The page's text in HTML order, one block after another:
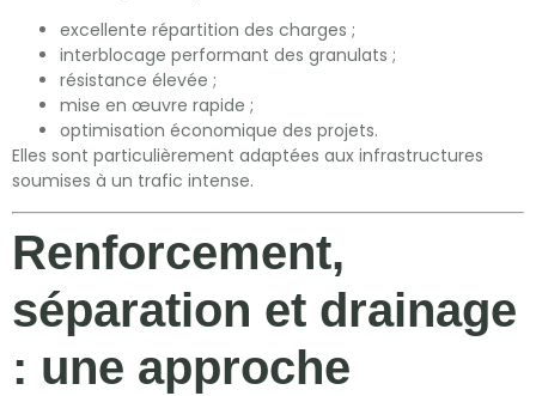
excellente répartition des charges ;
interblocage performant des granulats ;
résistance élevée ;
mise en œuvre rapide ;
optimisation économique des projets.
Elles sont particulièrement adaptées aux infrastructures
soumises à un trafic intense.
Renforcement,
séparation et drainage
: une approche